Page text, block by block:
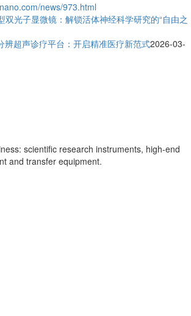
news/973.html
双光子显微镜：解锁活体神经科学研究的“自由之
辨超声诊疗平台：开启精准医疗新范式2026-03-
scientific research instruments, high-end
and transfer equipment.